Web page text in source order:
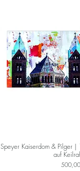
Speyer Kaiserdom & Pilger
auf
Preis